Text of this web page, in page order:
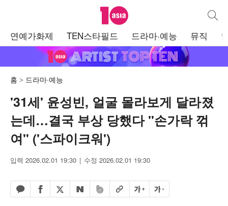
텐아시아 통합
연예가화제 TEN스타필드 드라마·예능 뮤직
홈 드라마·예능
'31세' 윤성빈, 얼굴 몰라보게 달라졌
는데…결국 부상 당했다 "손가락 꺾
여" ('스파이크워')
입력 2026.02.01 19:30 수정 2026.02.01 19:30
카카오톡 공유하기
페이스북 공유하기
엑스 공유하기
네이버 공유하기
밴드 공유하기
URL복사글자 크게글자 작게